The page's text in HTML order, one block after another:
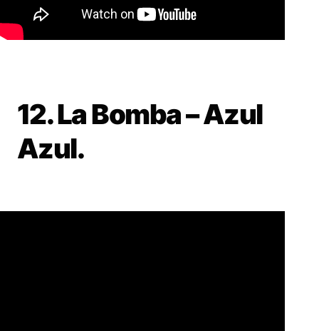
12. La Bomba – Azul
Azul.